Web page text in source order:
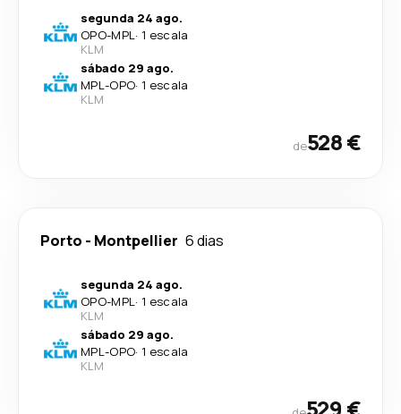
segunda 24 ago.
OPO-MPL· 1 escala
KLM
sábado 29 ago.
MPL-OPO· 1 escala
KLM
de528 €
Porto - Montpellier 6 dias
segunda 24 ago.
OPO-MPL· 1 escala
KLM
sábado 29 ago.
MPL-OPO· 1 escala
KLM